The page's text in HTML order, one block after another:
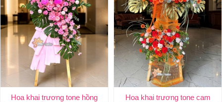
Hoa khai trương tone hồng
Hoa khai trương tone cam